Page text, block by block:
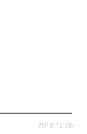
2018-12-28